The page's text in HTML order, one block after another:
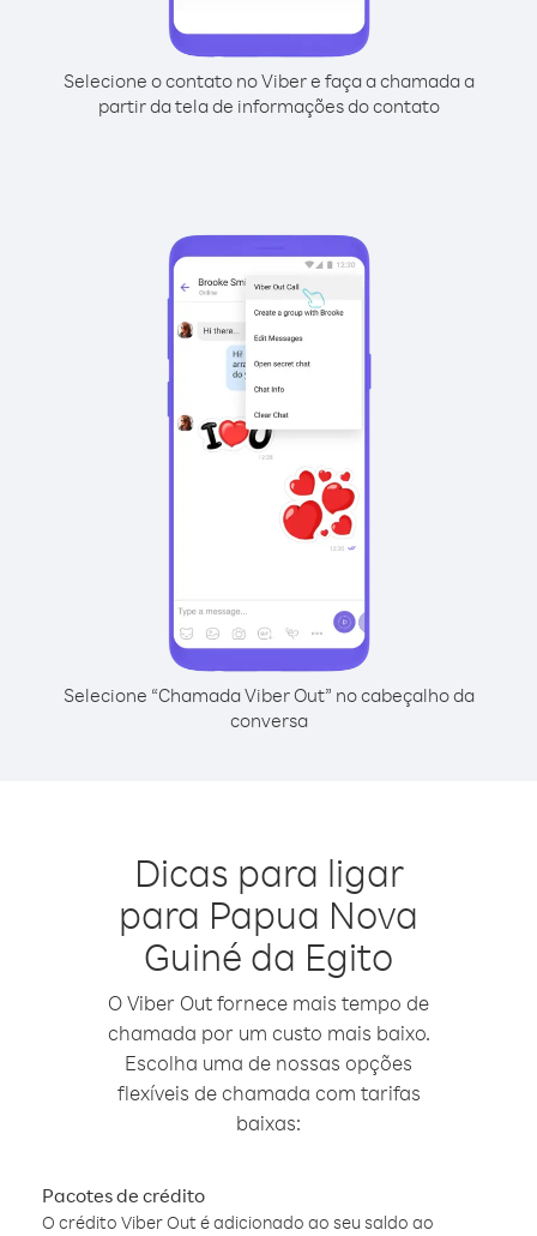
Selecione o contato no Viber e faça a chamada a
partir da tela de informações do contato
Selecione “Chamada Viber Out” no cabeçalho da
conversa
Dicas para ligar
para Papua Nova
Guiné da Egito
O Viber Out fornece mais tempo de
chamada por um custo mais baixo.
Escolha uma de nossas opções
flexíveis de chamada com tarifas
baixas:
Pacotes de crédito
O crédito Viber Out é adicionado ao seu saldo ao